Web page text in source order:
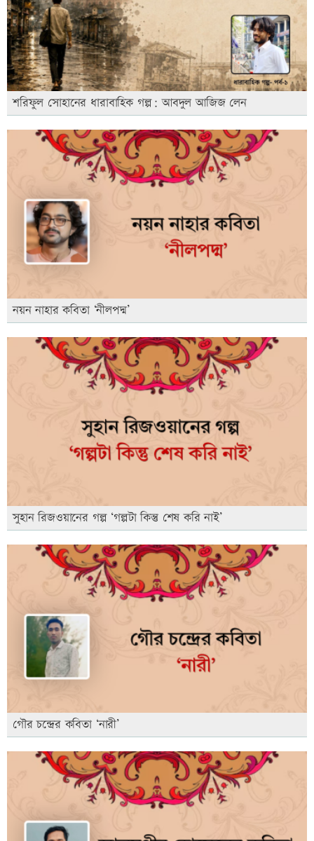
শরিফুল সোহানের ধারাবাহিক গল্প: আবদুল আজিজ লেন
নয়ন নাহার কবিতা ‘নীলপদ্ম’
সুহান রিজওয়ানের গল্প ‘গল্পটা কিন্তু শেষ করি নাই’
গৌর চন্দ্রের কবিতা ‘নারী’